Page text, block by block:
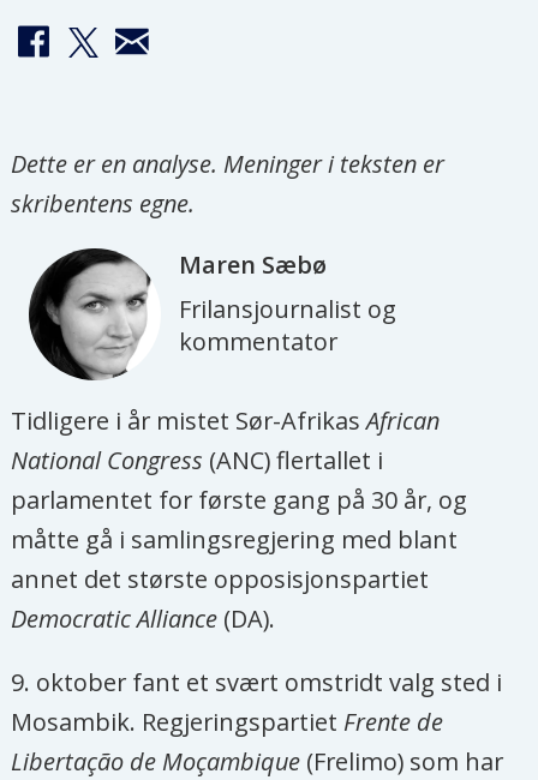
Dette er en analyse. Meninger i teksten er
skribentens egne.
Maren Sæbø
Frilansjournalist og
kommentator
Tidligere i år mistet Sør-AfrikasAfrican
National Congress (ANC) flertallet i
parlamentet for første gang på 30 år, og
måtte gå i samlingsregjering med blant
annet det største opposisjonspartiet
Democratic Alliance (DA).
9. oktober fant et svært omstridt valg sted i
Mosambik. Regjeringspartiet Frente de
Libertação de Moçambique (Frelimo) som har